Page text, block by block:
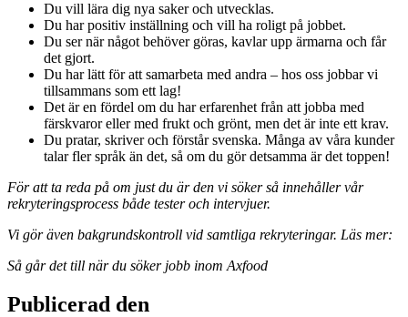
Du vill lära dig nya saker och utvecklas.
Du har positiv inställning och vill ha roligt på jobbet.
Du ser när något behöver göras, kavlar upp ärmarna och får
det gjort.
Du har lätt för att samarbeta med andra – hos oss jobbar vi
tillsammans som ett lag!
Det är en fördel om du har erfarenhet från att jobba med
färskvaror eller med frukt och grönt, men det är inte ett krav.
Du pratar, skriver och förstår svenska. Många av våra kunder
talar fler språk än det, så om du gör detsamma är det toppen!
För att ta reda på om just du är den vi söker så innehåller vår
rekryteringsprocess både tester och intervjuer.
Vi gör även bakgrundskontroll vid samtliga rekryteringar. Läs mer:
Så går det till när du söker jobb inom Axfood
Publicerad den